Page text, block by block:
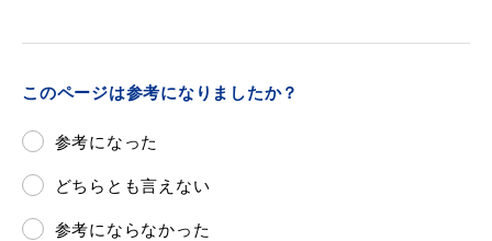
浜田市庁舎の
このページは参考になりましたか？
参考になった
どちらとも言えない
参考にならなかった